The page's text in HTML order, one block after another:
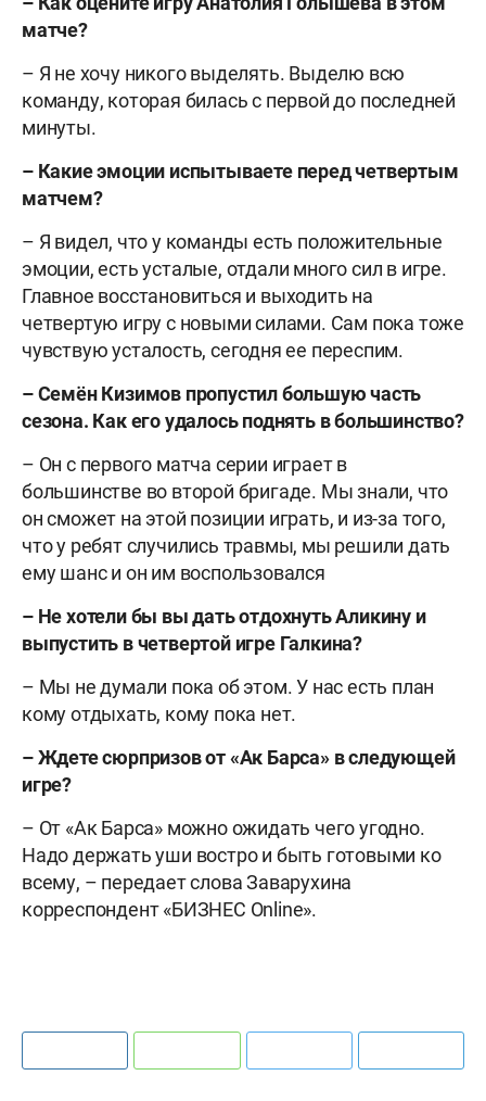
матче?
– Я не хочу никого выделять. Выделю всю
команду, которая билась с первой до последней
минуты.
– Какие эмоции испытываете перед четвертым
матчем?
– Я видел, что у команды есть положительные
эмоции, есть усталые, отдали много сил в игре.
Главное восстановиться и выходить на
четвертую игру с новыми силами. Сам пока тоже
чувствую усталость, сегодня ее переспим.
– Семён Кизимов пропустил большую часть
сезона. Как его удалось поднять в большинство?
– Он с первого матча серии играет в
большинстве во второй бригаде. Мы знали, что
он сможет на этой позиции играть, и из-за того,
что у ребят случились травмы, мы решили дать
ему шанс и он им воспользовался
– Не хотели бы вы дать отдохнуть Аликину и
выпустить в четвертой игре Галкина?
– Мы не думали пока об этом. У нас есть план
кому отдыхать, кому пока нет.
– Ждете сюрпризов от «Ак Барса» в следующей
игре?
– От «Ак Барса» можно ожидать чего угодно.
Надо держать уши востро и быть готовыми ко
всему, – передает слова Заварухина
корреспондент «БИЗНЕС Online».